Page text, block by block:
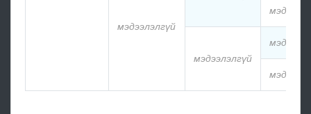
мэдээлэлгүй
мэдээлэлгүй